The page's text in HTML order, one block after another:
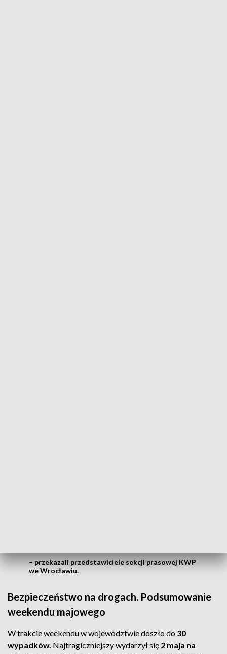
– przekazali przedstawiciele sekcji prasowej KWP
we Wrocławiu.
Bezpieczeństwo na drogach. Podsumowanie
weekendu majowego
W trakcie weekendu w województwie doszło do 30
wypadków. Najtragiczniejszy wydarzył się 2 maja na